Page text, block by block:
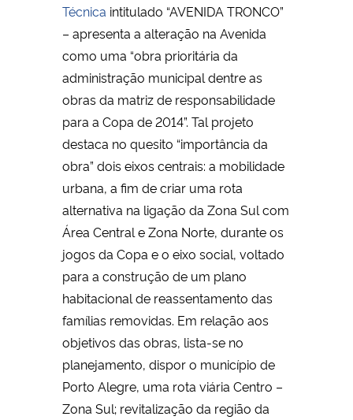
Técnica intitulado “AVENIDA TRONCO”
– apresenta a alteração na Avenida
como uma “obra prioritária da
administração municipal dentre as
obras da matriz de responsabilidade
para a Copa de 2014”. Tal projeto
destaca no quesito “importância da
obra” dois eixos centrais: a mobilidade
urbana, a fim de criar uma rota
alternativa na ligação da Zona Sul com
Área Central e Zona Norte, durante os
jogos da Copa e o eixo social, voltado
para a construção de um plano
habitacional de reassentamento das
famílias removidas. Em relação aos
objetivos das obras, lista-se no
planejamento, dispor o município de
Porto Alegre, uma rota viária Centro –
Zona Sul; revitalização da região da